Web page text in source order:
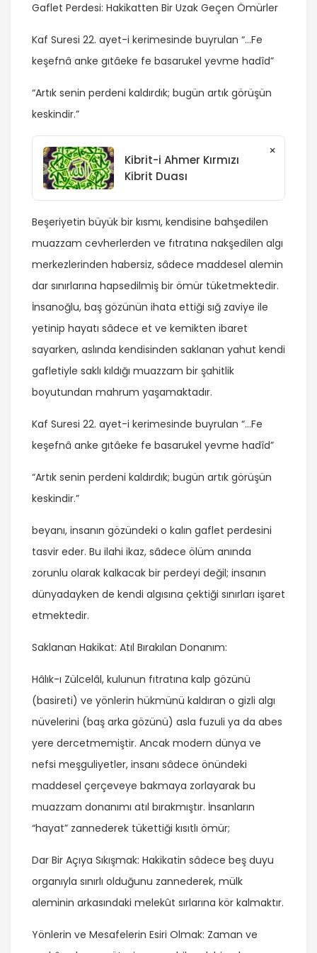
Gaflet Perdesi: Hakikatten Bir Uzak Geçen Ömürler
Kaf Suresi 22. ayet-i kerimesinde buyrulan “…Fe
keşefnâ anke gıtâeke fe basarukel yevme hadîd”
“Artık senin perdeni kaldırdık; bugün artık görüşün
keskindir.”
Kibrit-i Ahmer Kırmızı
Kibrit Duası
×
Beşeriyetin büyük bir kısmı, kendisine bahşedilen
muazzam cevherlerden ve fıtratına nakşedilen algı
merkezlerinden habersiz, sâdece maddesel alemin
dar sınırlarına hapsedilmiş bir ömür tüketmektedir.
İnsanoğlu, baş gözünün ihata ettiği sığ zaviye ile
yetinip hayatı sâdece et ve kemikten ibaret
sayarken, aslında kendisinden saklanan yahut kendi
gafletiyle saklı kıldığı muazzam bir şahitlik
boyutundan mahrum yaşamaktadır.
Kaf Suresi 22. ayet-i kerimesinde buyrulan “…Fe
keşefnâ anke gıtâeke fe basarukel yevme hadîd”
“Artık senin perdeni kaldırdık; bugün artık görüşün
keskindir.”
beyanı, insanın gözündeki o kalın gaflet perdesini
tasvir eder. Bu ilahi ikaz, sâdece ölüm anında
zorunlu olarak kalkacak bir perdeyi değil; insanın
dünyadayken de kendi algısına çektiği sınırları işaret
etmektedir.
Saklanan Hakikat: Atıl Bırakılan Donanım:
Hâlık-ı Zülcelâl, kulunun fıtratına kalp gözünü
(basireti) ve yönlerin hükmünü kaldıran o gizli algı
nüvelerini (baş arka gözünü) asla fuzuli ya da abes
yere dercetmemiştir. Ancak modern dünya ve
nefsi meşguliyetler, insanı sâdece önündeki
maddesel çerçeveye bakmaya zorlayarak bu
muazzam donanımı atıl bırakmıştır. İnsanların
“hayat” zannederek tükettiği kısıtlı ömür;
Dar Bir Açıya Sıkışmak: Hakikatin sâdece beş duyu
organıyla sınırlı olduğunu zannederek, mülk
aleminin arkasındaki melekût sırlarına kör kalmaktır.
Yönlerin ve Mesafelerin Esiri Olmak: Zaman ve